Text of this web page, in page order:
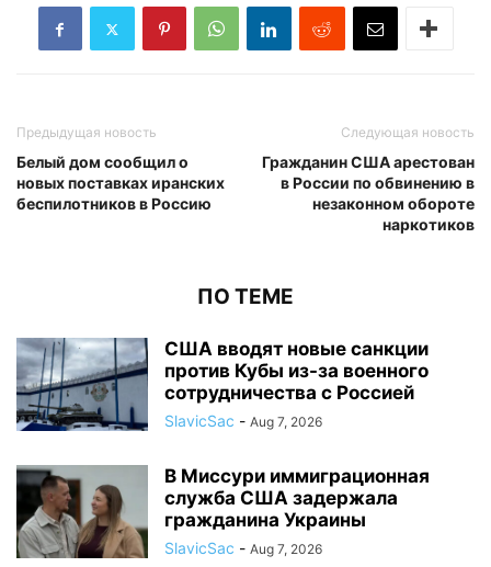
Предыдущая новость
Белый дом сообщил о
новых поставках иранских
беспилотников в Россию
Следующая новость
Гражданин США арестован
в России по обвинению в
незаконном обороте
наркотиков
ПО ТЕМЕ
США вводят новые санкции
против Кубы из-за военного
сотрудничества с Россией
SlavicSac - Aug 7, 2026
В Миссури иммиграционная
служба США задержала
гражданина Украины
SlavicSac - Aug 7, 2026